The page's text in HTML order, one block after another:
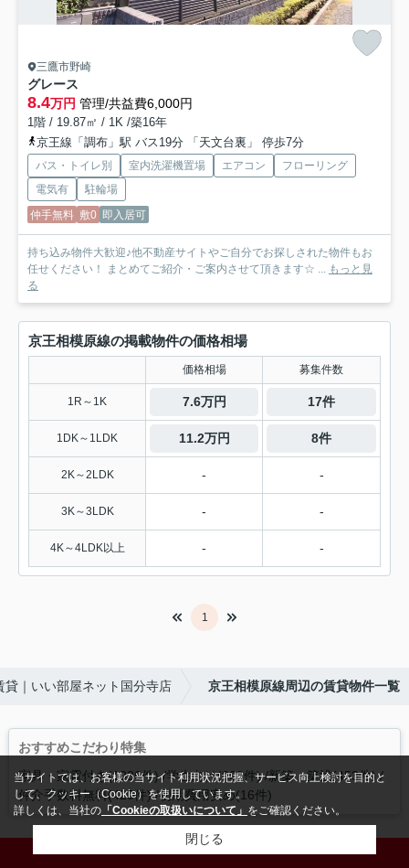
三鷹市野崎
グレース
8.4万円 管理/共益費6,000円
1階 / 19.87㎡ / 1K /築16年
京王線「調布」駅 バス19分 「天⽂台裏」 停歩7分
バス・トイレ別 室内洗濯機置場 エアコン
フローリング
電気有
駐輪場
仲手無料 敷0 即入居可
持ち込み物件大歓迎♪他不動産サイトやご自分でお探しされた物件もお
任せください！ まとめてご紹介・ご案内させて頂きます☆ ...
もっと見
る
京王相模原線の掲載物件の価格相場
価格相場 募集件数
1R～1K 7.6万円 17件
1DK～1LDK 11.2万円 8件
2K～2LDK - -
3K～3LDK - -
4K～4LDK以上 - -
1
貸｜いい部屋ネット国分寺店 京王相模原線周辺の賃貸物件一覧
おすすめこだわり特集
家具・家電付き(1036件) 学生向け(908件) 新築・築浅(453件)
仲介手数料無料(420件) 初期費用安め(16件)
当サイトでは、お客様の当サイト利用状況把握、サービス向上検討を目的と
して、クッキー（Cookie）を使用しています。
詳しくは、当社の 「Cookieの取扱いについて」 をご確認ください。
閉じる